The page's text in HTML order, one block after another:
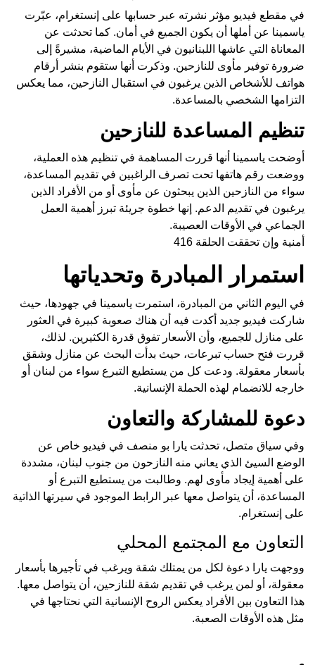
في مقطع فيديو مؤثر نشرته عبر حسابها على إنستغرام، عبّرت
ياسمينا عن أملها أن يكون الجميع في أمان. كما تحدثت عن
المعاناة التي عاشها اللبنانيون في الأيام الماضية، مشيرةً إلى
ضرورة توفير مأوى للنازحين. وذكرت أنها ستقوم بنشر أرقام
هواتف للأشخاص الذين يرغبون في استقبال النازحين، مما يعكس
التزامها الشخصي بالمساعدة.
تنظيم المساعدة للنازحين
أوضحت ياسمينا أنها قررت المساهمة في تنظيم هذه العملية،
ووضعت رقم هاتفها تحت تصرف الراغبين في تقديم المساعدة،
سواء من النازحين الذين يبحثون عن مأوى أو من الأفراد الذين
يرغبون في تقديم الدعم. إنها خطوة جريئة تبرز أهمية العمل
الجماعي في الأوقات العصيبة.
أمنية وإن تحققت الحلقة 416
استمرار المبادرة وتحدياتها
في اليوم الثاني من المبادرة، استمرت ياسمينا في جهودها، حيث
شاركت فيديو جديد أكدت فيه أن هناك صعوبة كبيرة في العثور
على منازل للجميع، وأن الأسعار تفوق قدرة الكثيرين. لذلك،
قررت فتح حساب تبرعات، حيث بدأت البحث عن منازل وشقق
بأسعار معقولة. ودعت كل من يستطيع التبرع سواء من لبنان أو
خارجه للانضمام لهذه الحملة الإنسانية.
دعوة للمشاركة والتعاون
وفي سياق متصل، تحدثت يارا بو منصف في فيديو خاص عن
الوضع السيئ الذي يعاني منه النازحون من جنوب لبنان، مشددة
على أهمية إيجاد مأوى لهم. وطالبت من يستطيع التبرع أو
المساعدة، أن يتواصل معها عبر الرابط الموجود في سيرتها الذاتية
على إنستغرام.
التعاون مع المجتمع المحلي
ووجهت يارا دعوة لكل من يمتلك شقة ويرغب في تأجيرها بأسعار
معقولة، أو لمن يرغب في تقديم شقة للنازحين، أن يتواصل معها.
هذا التعاون بين الأفراد يعكس الروح الإنسانية التي نحتاجها في
مثل هذه الأوقات الصعبة.